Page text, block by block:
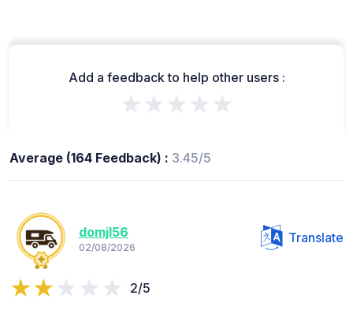
Add a feedback to help other users :
★★★★★
Average (164 Feedback) : 3.45/5
domjl56
02/08/2026
Translate
2/5